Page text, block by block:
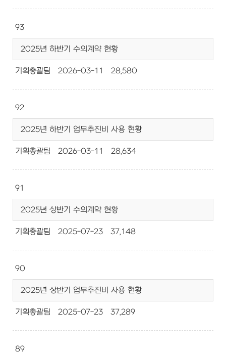
93
2025년 하반기 수의계약 현황
기획총괄팀 2026-03-11 28,580
92
2025년 하반기 업무추진비 사용 현황
기획총괄팀 2026-03-11 28,634
91
2025년 상반기 수의계약 현황
기획총괄팀 2025-07-23 37,148
90
2025년 상반기 업무추진비 사용 현황
기획총괄팀 2025-07-23 37,289
89